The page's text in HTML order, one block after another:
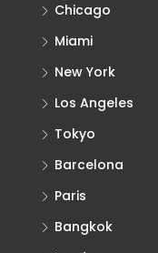
Chicago
Miami
New York
Los Angeles
Tokyo
Barcelona
Paris
Bangkok